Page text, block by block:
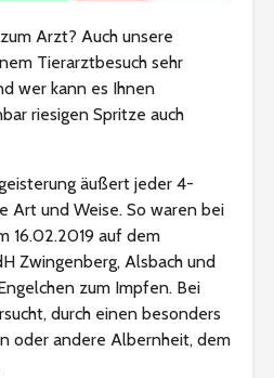
Arzt? Auch unsere
Tierarztbesuch sehr
wer kann es Ihnen
riesigen Spritze auch
äußert jeder 4-
Art und Weise. So waren bei
16.02.2019 auf dem
Zwingenberg, Alsbach und
zum Impfen. Bei
durch einen besonders
oder andere Albernheit, dem